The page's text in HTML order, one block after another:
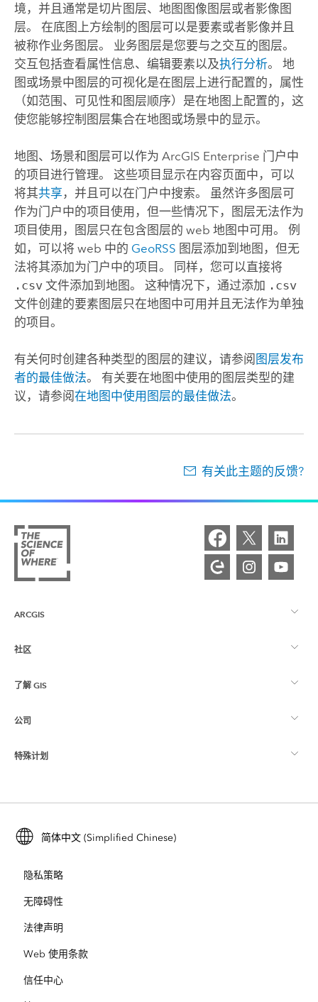
境，并且通常是切片图层、地图图像图层或者影像图
层。 在底图上方绘制的图层可以是要素或者影像并且
被称作业务图层。 业务图层是您要与之交互的图层。
交互包括查看属性信息、编辑要素以及执行分析。
地
图或场景中图层的可视化是在图层上进行配置的，属性
（如范围、可见性和图层顺序）是在地图上配置的，这
使您能够控制图层集合在地图或场景中的显示。
地图、场景和图层可以作为 ArcGIS Enterprise 门户中
的项目进行管理。 这些项目显示在内容页面中，可以
将其共享，并且可以在门户中搜索。 虽然许多图层可
作为门户中的项目使用，但一些情况下，图层无法作为
项目使用，图层只在包含图层的 web 地图中可用。 例
如，可以将 web 中的 GeoRSS 图层添加到地图，但无
法将其添加为门户中的项目。 同样，您可以直接将
.csv文件添加到地图。 这种情况下，通过添加 .csv
文件创建的要素图层只在地图中可用并且无法作为单独
的项目。
有关何时创建各种类型的图层的建议，请参阅 图层发布
者的最佳做法。 有关要在地图中使用的图层类型的建
议，请参阅在地图中使用图层的最佳做法。
有关此主题的反馈?
ARCGIS
ArcGIS 概览
制图
Esri Store
社区
Esri 社区
ArcGIS 博客
用户研究和测试
Esri 年轻专家关系网
了解 GIS
什么是 GIS？
位置智能
培训
ArcUser
ArcNews
ArcWatch
Esri Press
公司
关于 Esri
招贤纳士
开放视野
业务行为准则
特殊计划
ArcGIS for Student Use
保护
教育
简体中文 (Simplified Chinese)
隐私策略
无障碍性
法律声明
Web 使用条款
信任中心